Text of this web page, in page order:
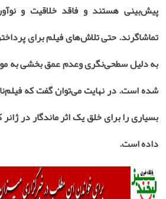
پیش‌بینی هستند و فاقد خلاقیت و
تماشاگرند. حتی تلاش‌های فیلم برای
به دلیل سطحی‌نگری وعدم عمق بخشی به
شده است. در نهایت می‌توان گفت که
بسیاری را برای خلق یک اثر ماندگار در
داده است.